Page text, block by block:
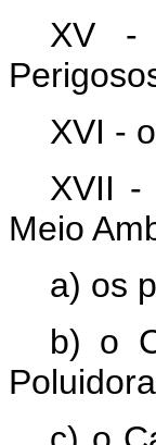
XV -
XVI -
XVII -
Meio
a) os
b) o